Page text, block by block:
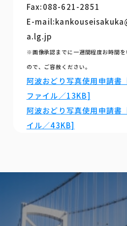
Fax:088-621-2851
E-
a.lg.jp
※画像承認までに一週間程度お時間
ので、ご容赦ください。
阿波おどり写真使用申請
ファイル／13KB]
阿波おどり写真使用申請書
イル／43KB]